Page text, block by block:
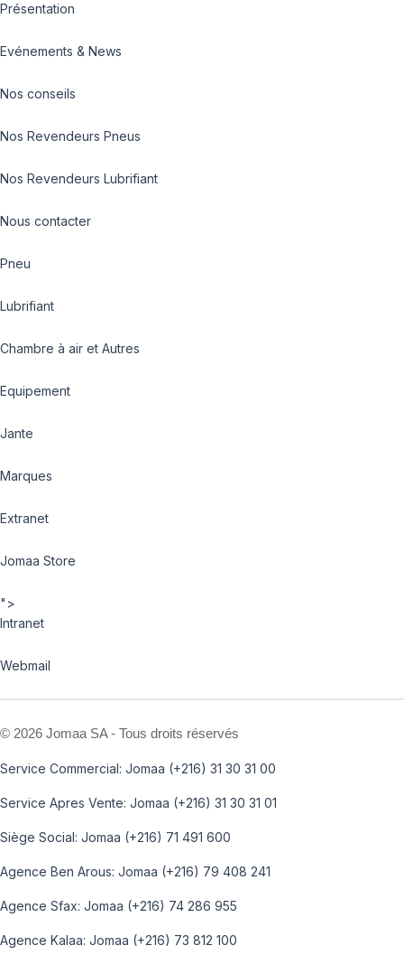
Présentation
Evénements & News
Nos conseils
Nos Revendeurs Pneus
Nos Revendeurs Lubrifiant
Nous contacter
Pneu
Lubrifiant
Chambre à air et Autres
Equipement
Jante
Marques
Extranet
Jomaa Store
">
Intranet
Webmail
© 2026 Jomaa SA - Tous droits réservés
Service Commercial: Jomaa (+216) 31 30 31 00
Service Apres Vente: Jomaa (+216) 31 30 31 01
Siège Social: Jomaa (+216) 71 491 600
Agence Ben Arous: Jomaa (+216) 79 408 241
Agence Sfax: Jomaa (+216) 74 286 955
Agence Kalaa: Jomaa (+216) 73 812 100